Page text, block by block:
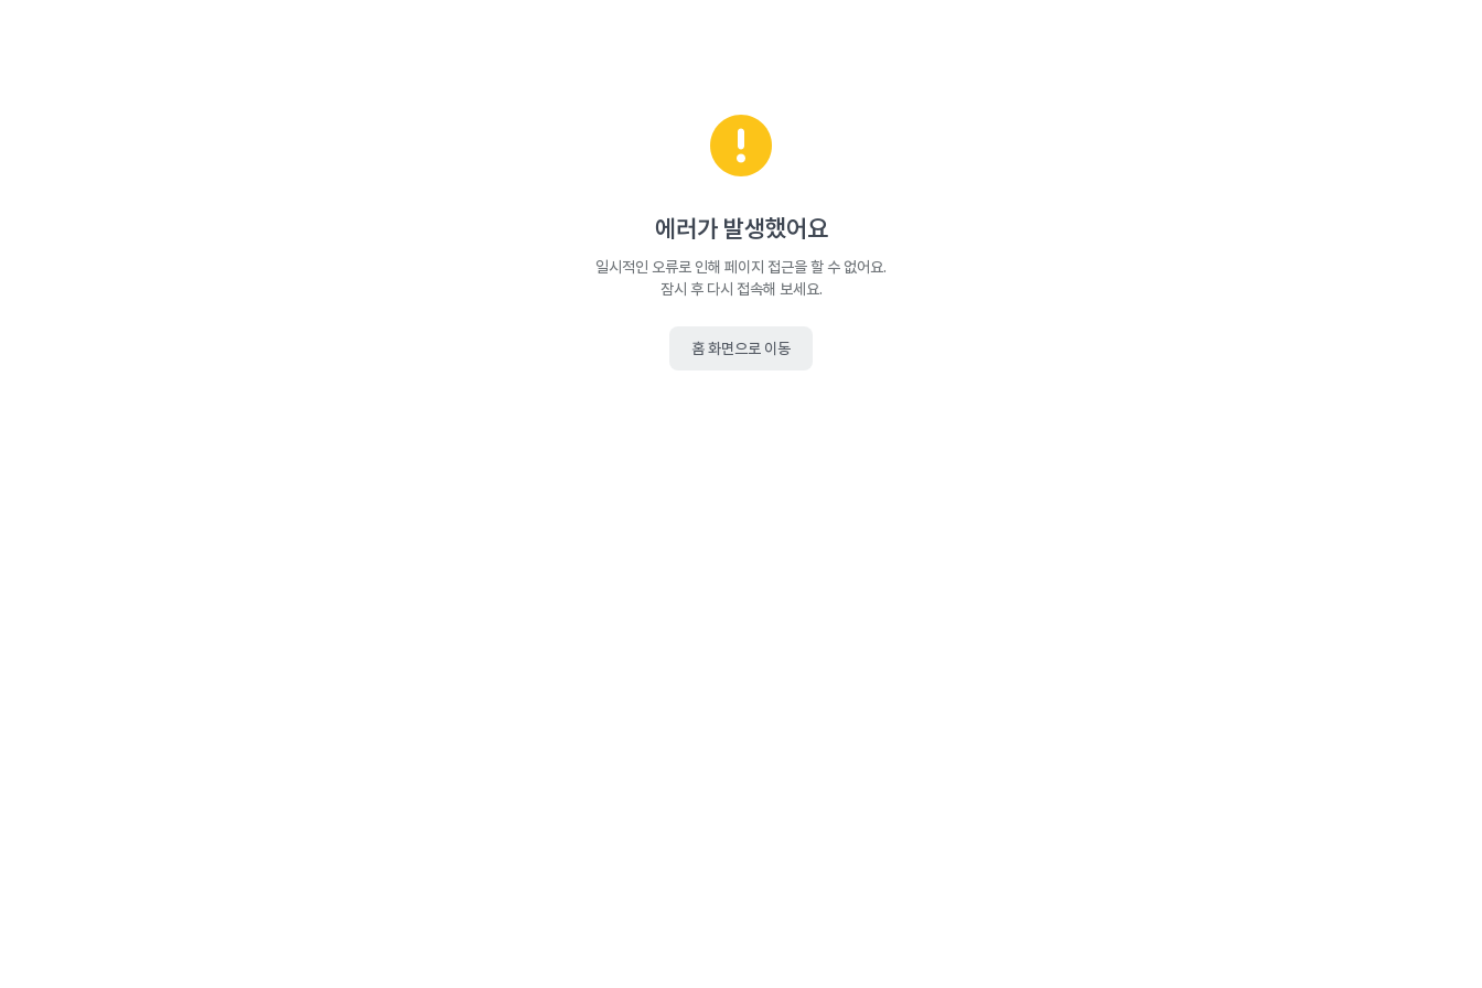
에러가 발생했어요
일시적인 오류로 인해 페이지 접근을 할 수 없어요.
잠시 후 다시 접속해 보세요.
홈 화면으로 이동